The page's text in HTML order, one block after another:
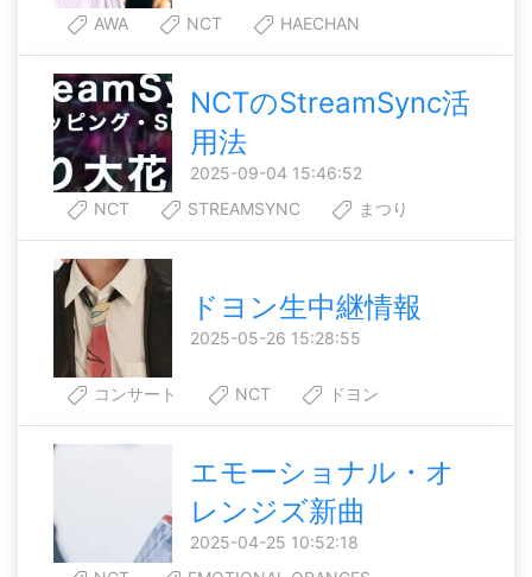
AWA
NCT HAECHAN
NCTのStreamSync活
用法
2025-09-04 15:46:52
NCT
STREAMSYNC まつり
ドヨン生中継情報
2025-05-26 15:28:55
コンサート NCT ドヨン
エモーショナル・オ
レンジズ新曲
2025-04-25 10:52:18